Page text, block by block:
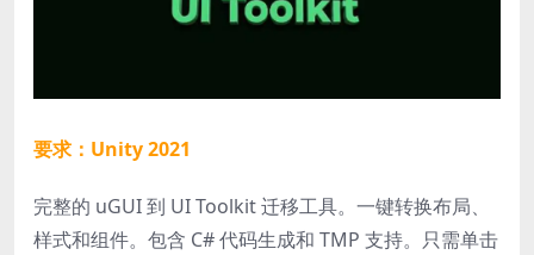
要求：Unity 2021
完整的 uGUI 到 UI Toolkit 迁移工具。一键转换布局、
样式和组件。包含 C# 代码生成和 TMP 支持。只需单击